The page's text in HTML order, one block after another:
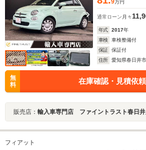
万円
通常ローン 月々
年式 2017年
車検
車検整備付
保証
保証付
住所
愛知県春日井市
無
料
在庫確認・見積依頼
販売店： 輸入車専門店 ファイントラスト春日
フィアット